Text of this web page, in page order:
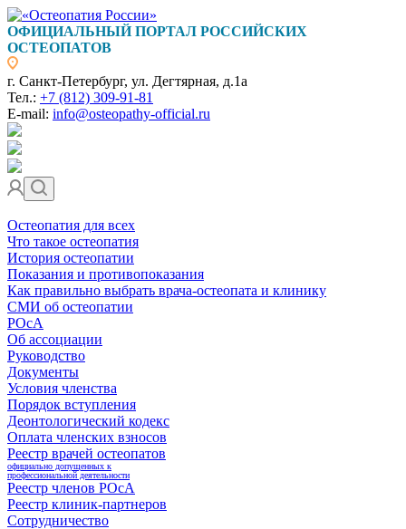
ОФИЦИАЛЬНЫЙ ПОРТАЛ РОССИЙСКИХ
ОСТЕОПАТОВ
г. Санкт-Петербург, ул. Дегтярная, д.1а
Тел.: +7 (812) 309-91-81
E-mail: info@osteopathy-official.ru
Остеопатия для всех
Что такое остеопатия
История остеопатии
Показания и противопоказания
Как правильно выбрать врача-остеопата и клинику
СМИ об остеопатии
РОсА
Об ассоциации
Руководство
Документы
Условия членства
Порядок вступления
Деонтологический кодекс
Оплата членских взносов
Реестр врачей остеопатов
официально допущенных к
профессиональной деятельности
Реестр членов РОсА
Реестр клиник-партнеров
Сотрудничество